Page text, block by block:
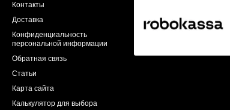
Контакты
Доставка
Конфиденциальность
персональной информации
Обратная связь
Статьи
Карта сайта
Калькулятор для выбора